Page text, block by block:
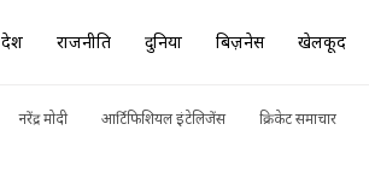
देश राजनीति दुनिया बिज़नेस खेलकूद
नरेंद्र मोदी आर्टिफिशियल इंटेलिजेंस क्रिकेट समाचार